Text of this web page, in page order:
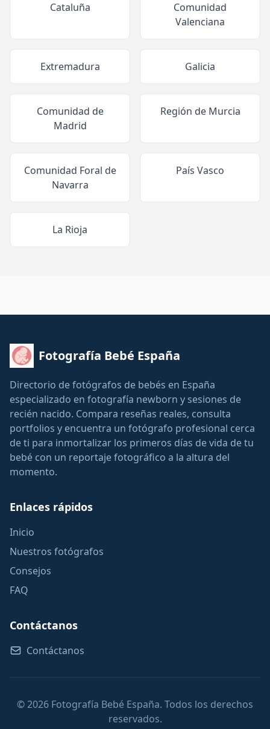
Cataluña
Comunidad
Valenciana
Extremadura Galicia
Comunidad de
Madrid
Región de Murcia
Comunidad Foral de
Navarra
País Vasco
La Rioja
Fotografía Bebé España
Directorio de fotógrafos de bebés en España
especializado en fotografía newborn y sesiones de
recién nacido. Compara reseñas reales, consulta
portfolios y encuentra un fotógrafo profesional cerca
de ti para inmortalizar los primeros días de vida de tu
bebé con un reportaje fotográfico a la altura del
momento.
Enlaces rápidos
Inicio
Nuestros fotógrafos
Consejos
FAQ
Contáctanos
Contáctanos
© 2026 Fotografía Bebé España. Todos los derechos
reservados.